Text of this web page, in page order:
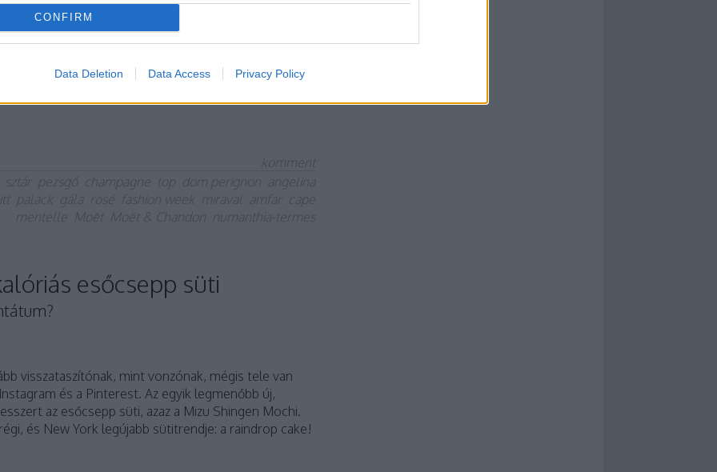
CONFIRM
Data Deletion Data Access Privacy Policy
a majdnem 25 millió forint értékű automatájával.
komment
sztár pezsgő champagne top dom perignon
angelina
palack gála rosé fashion week miraval amfar cape
mentelle Moët Moët & Chandon numanthia-termes
esőcsepp süti
visszataszítónak, mint vonzónak, mégis tele van
és a Pinterest. Az egyik legmenőbb új,
az esőcsepp süti, azaz a Mizu Shingen Mochi.
és New York legújabb sütitrendje: a raindrop cake!